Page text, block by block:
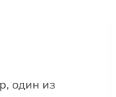
один из